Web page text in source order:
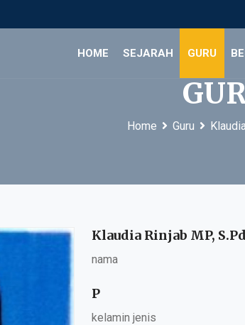
HOME SEJARAH GURU
Home Guru
Klaudia Rinjab MP, S.Pd
nama
P
kelamin jenis